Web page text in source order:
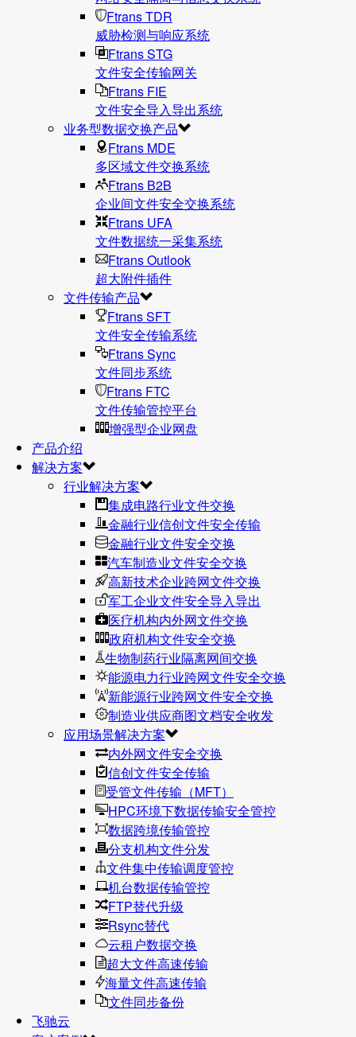
Ftrans TDR
威胁检测与响应系统
Ftrans STG
文件安全传输网关
Ftrans FIE
文件安全导入导出系统
业务型数据交换产品
Ftrans MDE
多区域文件交换系统
Ftrans B2B
企业间文件安全交换系统
Ftrans UFA
文件数据统⼀采集系统
Ftrans Outlook
超大附件插件
文件传输产品
Ftrans SFT
文件安全传输系统
Ftrans Sync
文件同步系统
Ftrans FTC
文件传输管控平台
增强型企业网盘
产品介绍
解决方案
行业解决方案
集成电路行业文件交换
金融行业信创文件安全传输
金融行业文件安全交换
汽车制造业文件安全交换
高新技术企业跨网文件交换
军工企业文件安全导入导出
医疗机构内外网文件交换
政府机构文件安全交换
生物制药行业隔离网间交换
能源电力行业跨网文件安全交换
新能源行业跨网文件安全交换
制造业供应商图文档安全收发
应用场景解决方案
内外网文件安全交换
信创文件安全传输
受管文件传输（MFT）
HPC环境下数据传输安全管控
数据跨境传输管控
分支机构文件分发
文件集中传输调度管控
机台数据传输管控
FTP替代升级
Rsync替代
云租户数据交换
超大文件高速传输
海量文件高速传输
文件同步备份
飞驰云